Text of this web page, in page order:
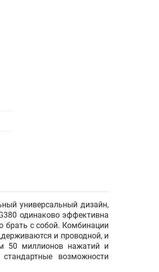
универсальный дизайн,
одинаково эффективна
брать с собой. Комбинации
и проводной, и
50 миллионов нажатий и
возможности